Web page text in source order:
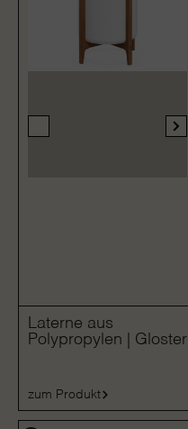
Laterne aus
Polypropylen | Gloster
zum Produkt